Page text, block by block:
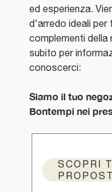
ed esperienza.
d'arredo ideali per
complementi della
subito per
conoscerci:
Siamo il tuo
Bontempi nei
SCOPRI